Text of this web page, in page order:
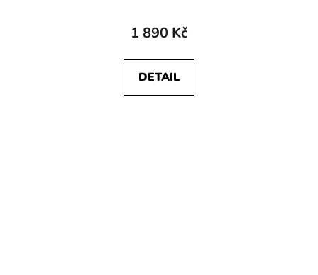
1 890 Kč
DETAIL